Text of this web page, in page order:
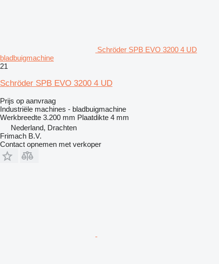
Schröder SPB EVO 3200 4 UD
bladbuigmachine
21
Schröder SPB EVO 3200 4 UD
Prijs op aanvraag
Industriële machines - bladbuigmachine
Werkbreedte 3.200 mm Plaatdikte 4 mm
Nederland, Drachten
Frimach B.V.
Contact opnemen met verkoper